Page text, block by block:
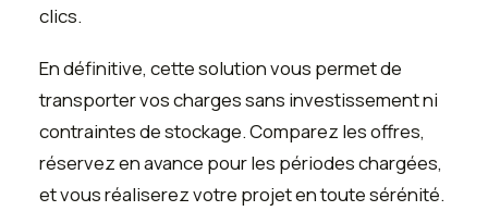
clics.
En définitive, cette solution vous permet de
transporter vos charges sans investissement ni
contraintes de stockage. Comparez les offres,
réservez en avance pour les périodes chargées,
et vous réaliserez votre projet en toute sérénité.